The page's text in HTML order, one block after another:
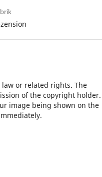
or related rights. The
of the copyright holder.
image being shown on the